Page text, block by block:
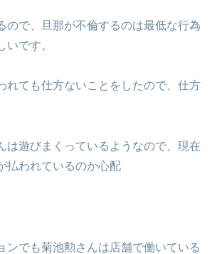
ので、旦那が不倫するのは最低な行為
いです。
れても仕方ないことをしたので、仕方
は遊びまくっているようなので、現在
払われているのか心配
ンでも菊池勲さんは店舗で働いている